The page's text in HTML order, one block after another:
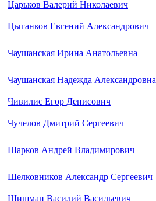
Царьков Валерий Николаевич
Цыганков Евгений Александрович
Чаушанская Ирина Анатольевна
Чаушанская Надежда Александровна
Чивилис Егор Денисович
Чучелов Дмитрий Сергеевич
Шарков Андрей Владимирович
Шелковников Александр Сергеевич
Шишман Василий Васильевич